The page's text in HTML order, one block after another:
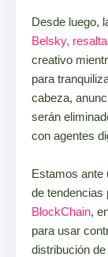
Desde luego,
Belsky,
creativo
para
cabeza,
serán
con agentes
Estamos ante
de tendencias
BlockChain,
para usar
distribución